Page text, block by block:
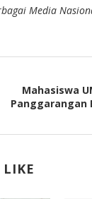
Media
Mahasiswa
Panggarangan